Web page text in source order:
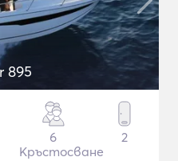
895
6
Кръстосване
2